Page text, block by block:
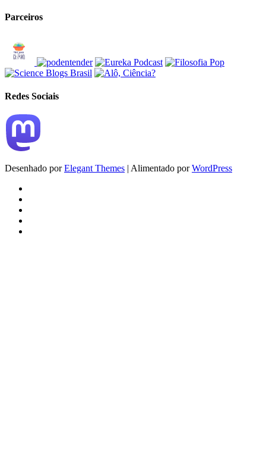
Parceiros
Redes Sociais
Desenhado porElegant Themes | Alimentado porWordPress